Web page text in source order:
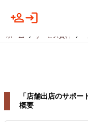
ホーム サービス資料
「店舗出店のサポ
概要